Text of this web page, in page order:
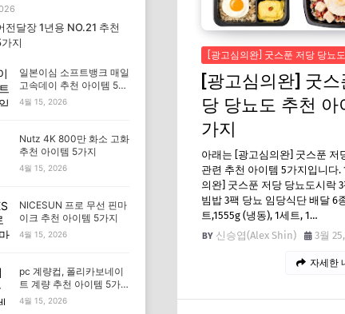
[광고심의완] 굿스푼 저당 당뇨도
[광고심의완] 굿스
당 당뇨도 추천 아
가지
아래는 [광고심의완] 굿스푼 저
관련 추천 아이템 5가지입니다.
의완] 굿스푼 저당 당뇨도시락 3
빔밥 3팩 당뇨 임당식단 배달 6
트,1555g (냉동), 1세트, 1…
신승엽(Alex Shin)
3월
자세한
전달장 1년용 NO.21 추천
지
일본이심 소프트뱅크 매일
고속데이 추천 아이템 5가
지
4월 15, 2026
Nutz 4K 800만 화소 고화
추천 아이템 5가지
4월 15, 2026
NICESUN 프로 무선 핀마
이크 추천 아이템 5가지
4월 15, 2026
pc 계량컵, 폴리카보네이
트 계량 추천 아이템 5가
지
4월 15, 2026